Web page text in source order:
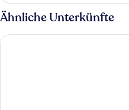
Ähnliche Unterkünfte
Hotel Hansen